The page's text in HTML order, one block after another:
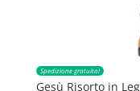
Spedizione gratuita!
Gesù Risorto in